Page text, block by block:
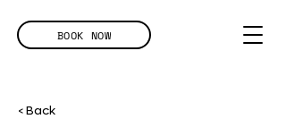
BOOK NOW
< Back